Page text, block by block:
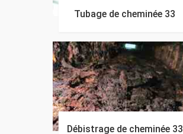
Tubage de cheminée 33
Débistrage de cheminée 33